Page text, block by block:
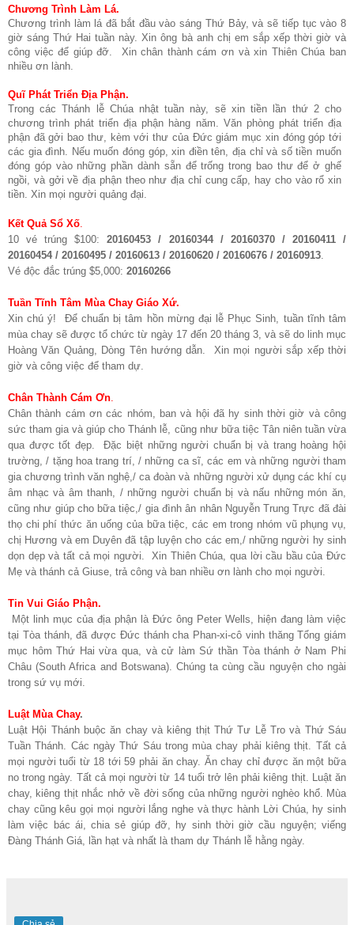
Chương Trình Làm Lá.
Chương trình làm lá đã bắt đầu vào sáng Thứ Bảy, và sẽ tiếp tục vào 8
giờ sáng Thứ Hai tuần này. Xin ông bà anh chị em sắp xếp thời giờ và
công việc để giúp đỡ. Xin chân thành cám ơn và xin Thiên Chúa ban
nhiều ơn lành.
Quĩ Phát Triển Địa Phận.
Trong các Thánh lễ Chúa nhật tuần này, sẽ xin tiền lần thứ 2 cho
chương trình phát triển địa phận hàng năm. Văn phòng phát triển địa
phận đã gởi bao thư, kèm với thư của Đức giám mục xin đóng góp tới
các gia đình. Nếu muốn đóng góp, xin điền tên, địa chỉ và số tiền muốn
đóng góp vào những phần dành sẵn để trống trong bao thư để ở ghế
ngồi, và gởi về địa phận theo như địa chỉ cung cấp, hay cho vào rổ xin
tiền. Xin mọi người quảng đại.
Kết Quả Sổ Xố.
10 vé trúng $100:20160453 / 20160344 / 20160370 / 20160411 /
20160454 / 20160495 / 20160613 / 20160620 / 20160676 / 20160913.
Vé độc đắc trúng $5,000: 20160266
Tuần Tĩnh Tâm Mùa Chay Giáo Xứ.
Xin chú ý! Để chuẩn bị tâm hồn mừng đại lễ Phục Sinh, tuần tĩnh tâm
mùa chay sẽ được tổ chức từ ngày 17 đến 20 tháng 3, và sẽ do linh mục
Hoàng Văn Quảng, Dòng Tên hướng dẫn. Xin mọi người sắp xếp thời
giờ và công việc để tham dự.
Chân Thành Cám Ơn.
Chân thành cám ơn các nhóm, ban và hội đã hy sinh thời giờ và công
sức tham gia và giúp cho Thánh lễ, cũng như bữa tiệc Tân niên tuần vừa
qua được tốt đẹp. Đặc biệt những người chuẩn bị và trang hoàng hội
trường, / tặng hoa trang trí, / những ca sĩ, các em và những người tham
gia chương trình văn nghệ,/ ca đoàn và những người xử dụng các khí cụ
âm nhạc và âm thanh, / những người chuẩn bị và nấu những món ăn,
cũng như giúp cho bữa tiệc,/ gia đình ân nhân Nguyễn Trung Trực đã đài
thọ chi phí thức ăn uống của bữa tiệc, các em trong nhóm vũ phụng vụ,
chị Hương và em Duyên đã tập luyện cho các em,/ những người hy sinh
dọn dẹp và tất cả mọi người. Xin Thiên Chúa, qua lời cầu bầu của Đức
Mẹ và thánh cả Giuse, trả công và ban nhiều ơn lành cho mọi người.
Tin Vui Giáo Phận.
Một linh mục của địa phận là Đức ông Peter Wells, hiện đang làm việc
tại Tòa thánh, đã được Đức thánh cha Phan-xi-cô vinh thăng Tổng giám
mục hôm Thứ Hai vừa qua, và cử làm Sứ thần Tòa thánh ở Nam Phi
Châu (South Africa and Botswana). Chúng ta cùng cầu nguyện cho ngài
trong sứ vụ mới.
Luật Mùa Chay.
Luật Hội Thánh buộc ăn chay và kiêng thịt Thứ Tư Lễ Tro và Thứ Sáu
Tuần Thánh. Các ngày Thứ Sáu trong mùa chay phải kiêng thịt. Tất cả
mọi người tuổi từ 18 tới 59 phải ăn chay. Ăn chay chỉ được ăn một bữa
no trong ngày. Tất cả mọi người từ 14 tuổi trở lên phải kiêng thịt. Luật ăn
chay, kiêng thịt nhắc nhở về đời sống của những người nghèo khổ. Mùa
chay cũng kêu gọi mọi người lắng nghe và thực hành Lời Chúa, hy sinh
làm việc bác ái, chia sẻ giúp đỡ, hy sinh thời giờ cầu nguyện; viếng
Đàng Thánh Giá, lần hạt và nhất là tham dự Thánh lễ hằng ngày.